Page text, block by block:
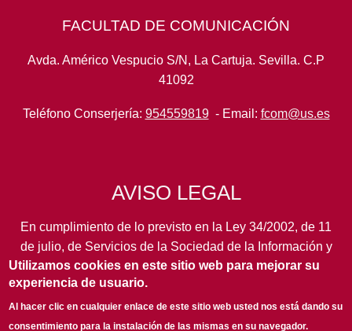
FACULTAD DE COMUNICACIÓN
Avda. Américo Vespucio S/N, La Cartuja. Sevilla. C.P
41092
Teléfono Conserjería: 954559819- Email: fcom@us.es
AVISO LEGAL
En cumplimiento de lo previsto en la Ley 34/2002, de 11
de julio, de Servicios de la Sociedad de la Información y
de Comercio Electrónico, así como en otras normas de
legal aplicación, se pone en conocimiento de los
usuarios de este portal de laUniversidad de Sevillalos
siguientes datos de información general...leer más
Utilizamos cookies en este sitio web para mejorar su
experiencia de usuario.
Al hacer clic en cualquier enlace de este sitio web usted nos está dando su
consentimiento para la instalación de las mismas en su navegador.